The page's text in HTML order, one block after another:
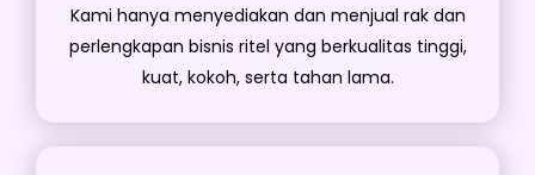
Kami hanya menyediakan dan menjual rak dan
perlengkapan bisnis ritel yang berkualitas tinggi,
kuat, kokoh, serta tahan lama.